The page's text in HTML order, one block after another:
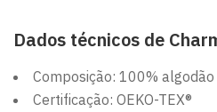
Dados técnicos de
Composição: 100%
Certificação: OEKO-TEX®